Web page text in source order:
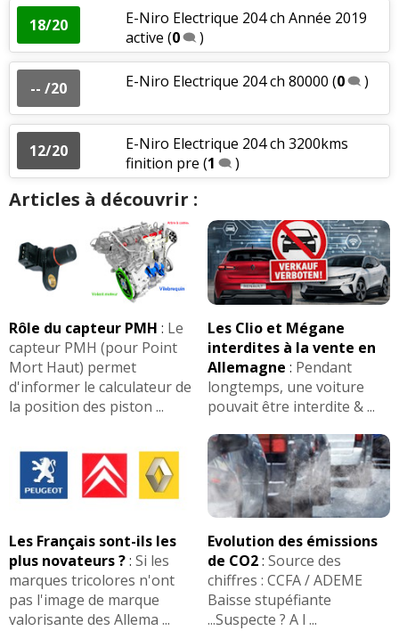
18/20
E-Niro Electrique 204 ch Année 2019
active (0 )
-- /20 E-Niro Electrique 204 ch 80000 (0 )
12/20
E-Niro Electrique 204 ch 3200kms
finition pre (1 )
Articles à découvrir :
Rôle du capteur PMH : Le
capteur PMH (pour Point
Mort Haut) permet
d'informer le calculateur de
la position des piston ...
Les Clio et Mégane
interdites à la vente en
Allemagne : Pendant
longtemps, une voiture
pouvait être interdite & ...
Les Français sont-ils les
plus novateurs ?: Si les
marques tricolores n'ont
pas l'image de marque
valorisante des Allema ...
Evolution des émissions
de CO2: Source des
chiffres : CCFA / ADEME
Baisse stupéfiante
...Suspecte ? A l ...